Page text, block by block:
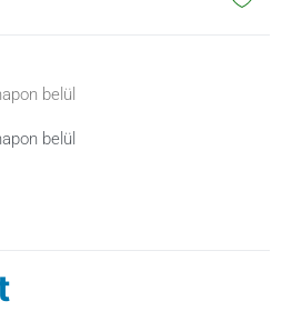
belül
belül